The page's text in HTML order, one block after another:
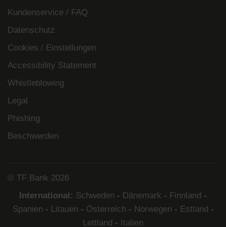
Kundenservice / FAQ
Datenschutz
Cookies / Einstellungen
Accessibility Statement
Whistleblowing
Legal
Phishing
Beschwerden
© TF Bank 2026
International: Schweden - Dänemark - Finnland -
Spanien - Litauen - Österreich - Norwegen - Estland -
Lettland - Italien